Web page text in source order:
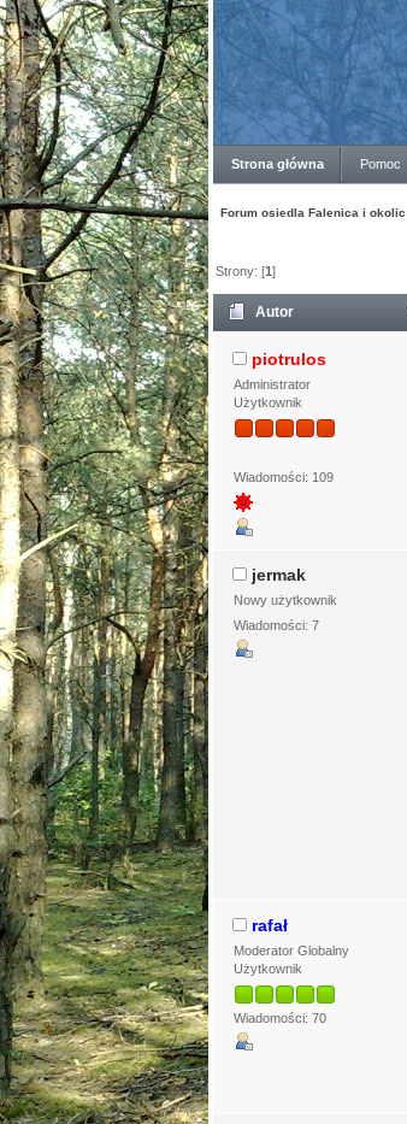
Strona główna Pomoc
Forum osiedla Falenica i okolic
Strony: [1]
Autor
piotrulos
Administrator
Użytkownik
Wiadomości: 109
jermak
Nowy użytkownik
Wiadomości: 7
rafał
Moderator Globalny
Użytkownik
Wiadomości: 70